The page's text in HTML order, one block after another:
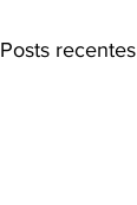
Posts recentes